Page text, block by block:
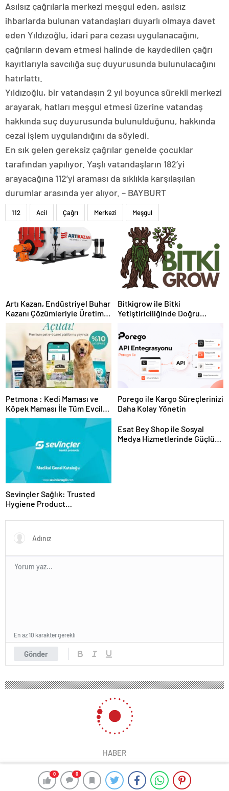
0 0
Asılsız çağrılarla merkezi meşgul eden, asılsız
ihbarlarda bulunan vatandaşları duyarlı olmaya davet
eden Yıldızoğlu, idari para cezası uygulanacağını,
çağrıların devam etmesi halinde de kaydedilen çağrı
kayıtlarıyla savcılığa suç duyurusunda bulunulacağını
hatırlattı.
Yıldızoğlu, bir vatandaşın 2 yıl boyunca sürekli merkezi
arayarak, hatları meşgul etmesi üzerine vatandaş
hakkında suç duyurusunda bulunulduğunu, hakkında
cezai işlem uygulandığını da söyledi.
En sık gelen gereksiz çağrılar genelde çocuklar
tarafından yapılıyor. Yaşlı vatandaşların 182’yi
arayacağına 112’yi araması da sıklıkla karşılaşılan
durumlar arasında yer alıyor. – BAYBURT
112 Acil Çağrı Merkezi Meşgul
Artı Kazan, Endüstriyel Buhar
Kazanı Çözümleriyle Üretim
Tesislerine Verimli Sistemler
Sunuyor
Bitkigrow ile Bitki
Yetiştiriciliğinde Doğru
Petmona : Kedi Maması ve
Köpek Maması İle Tüm Evcil
Hayvan Ürünleri
Porego ile Kargo Süreçlerinizi
Daha Kolay Yönetin
Sevinçler Sağlık: Trusted
Hygiene Product
Esat Bey Shop ile Sosyal
Medya Hizmetlerinde Güçlü
Gönder
En az 10 karakter gerekli
HABER